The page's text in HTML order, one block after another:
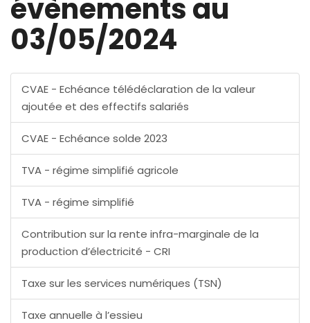
évènements au
03/05/2024
CVAE - Echéance télédéclaration de la valeur
ajoutée et des effectifs salariés
CVAE - Echéance solde 2023
TVA - régime simplifié agricole
TVA - régime simplifié
Contribution sur la rente infra-marginale de la
production d’électricité - CRI
Taxe sur les services numériques (TSN)
Taxe annuelle à l’essieu